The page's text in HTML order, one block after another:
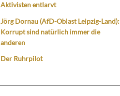
Aktivisten entlarvt
Jörg Dornau (AfD-Oblast Leipzig-Land):
Korrupt sind natürlich immer die
anderen
Der Ruhrpilot